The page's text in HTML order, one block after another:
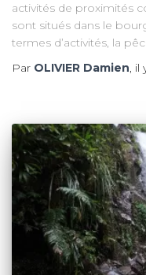
activités de proximités
sont situés dans le
termes d’activités, la
Par OLIVIER Damien, il